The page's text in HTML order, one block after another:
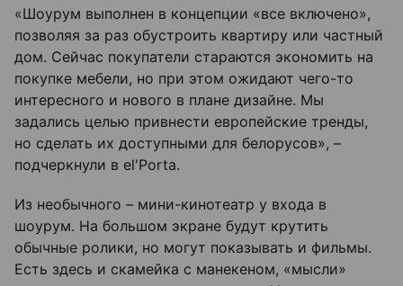
«Шоурум выполнен в концепции «все включено»,
позволяя за раз обустроить квартиру или частный
дом. Сейчас покупатели стараются экономить на
покупке мебели, но при этом ожидают чего-то
интересного и нового в плане дизайне. Мы
задались целью привнести европейские тренды,
но сделать их доступными для белорусов», –
подчеркнули в el'Porta.
Из необычного – мини-кинотеатр у входа в
шоурум. На большом экране будут крутить
обычные ролики, но могут показывать и фильмы.
Есть здесь и скамейка с манекеном, «мысли»